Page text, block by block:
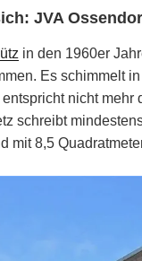
JVA
in den 1960er
Es schimmelt
nicht mehr
schreibt
mit 8,5